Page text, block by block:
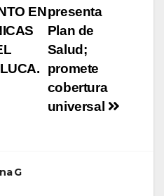
presenta
Plan de
Salud;
promete
cobertura
universal
EN
G